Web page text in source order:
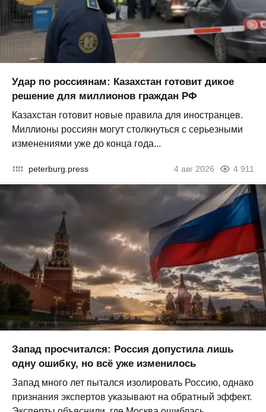
Удар по россиянам: Казахстан готовит дикое
решение для миллионов граждан РФ
Казахстан готовит новые правила для иностранцев.
Миллионы россиян могут столкнуться с серьезными
изменениями уже до конца года...
peterburg.press 4 авг 2026 4 911
Запад просчитался: Россия допустила лишь
одну ошибку, но всё уже изменилось
Запад много лет пытался изолировать Россию, однако
признания экспертов указывают на обратный эффект.